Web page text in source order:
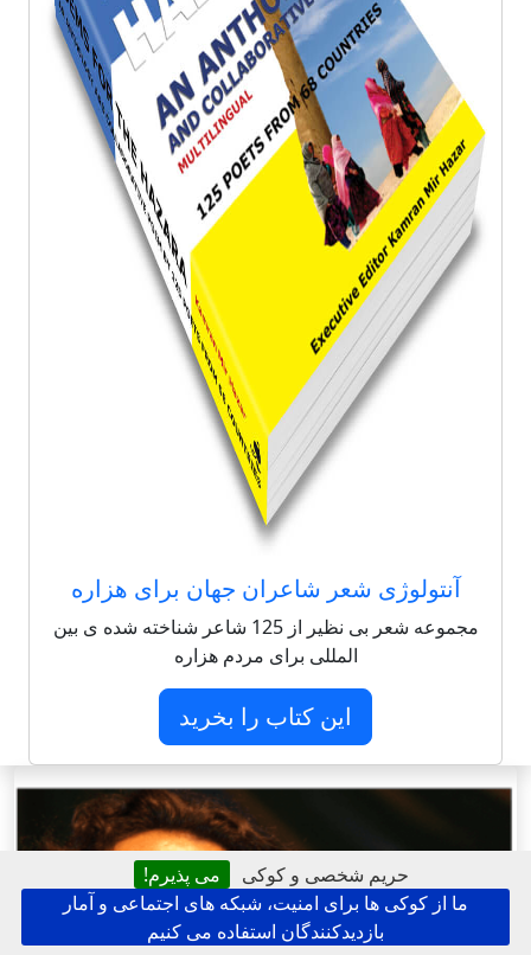
حریم شخصی و کوکی
می پذیرم!
ما از کوکی ها برای امنیت، شبکه های اجتماعی و آمار
بازدیدکنندگان استفاده می کنیم
آنتولوژی شعر شاعران جهان برای هزاره
مجموعه شعر بی نظیر از 125 شاعر شناخته شده ی بین
المللی برای مردم هزاره
این کتاب را بخرید